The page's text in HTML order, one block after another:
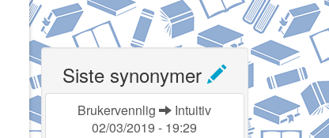
Siste synonymer
Brukervennlig
Intuitiv
02/03/2019 - 19:29